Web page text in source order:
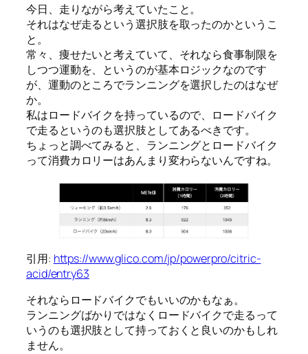
今日、走りながら考えていたこと。
それはなぜ走るという選択肢を取ったのかというこ
と。
常々、痩せたいと考えていて、それなら食事制限を
しつつ運動を、というのが基本ロジックなのです
が、運動のところでランニングを選択したのはなぜ
か。
私はロードバイクを持っているので、ロードバイク
で走るというのも選択肢としてあるべきです。
ちょっと調べてみると、ランニングとロードバイク
って消費カロリーはあんまり変わらないんですね。
引用: https://www.glico.com/jp/powerpro/citric-
acid/entry63
それならロードバイクでもいいのかもなぁ。
ランニングばかりではなくロードバイクで走るって
いうのも選択肢として持っておくと良いのかもしれ
ません。